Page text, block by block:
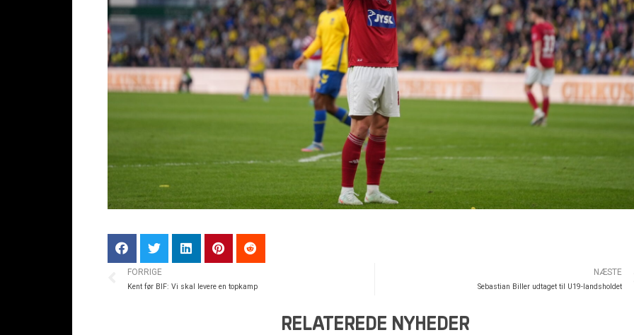
FORRIGE
Kent før BIF: Vi skal levere en topkamp
NÆSTE
Sebastian Biller udtaget til U19-landsholdet
RELATEREDE NYHEDER